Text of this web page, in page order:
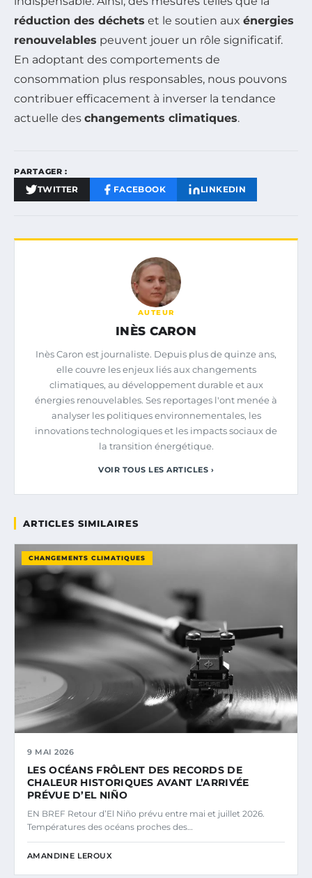
réduction des déchets et le soutien aux énergies
renouvelables peuvent jouer un rôle significatif.
En adoptant des comportements de
consommation plus responsables, nous pouvons
contribuer efficacement à inverser la tendance
actuelle des changements climatiques.
PARTAGER :
TWITTER FACEBOOK LINKEDIN
AUTEUR
INÈS CARON
Inès Caron est journaliste. Depuis plus de quinze ans,
elle couvre les enjeux liés aux changements
climatiques, au développement durable et aux
énergies renouvelables. Ses reportages l'ont menée à
analyser les politiques environnementales, les
innovations technologiques et les impacts sociaux de
la transition énergétique.
VOIR TOUS LES ARTICLES ›
ARTICLES SIMILAIRES
CHANGEMENTS CLIMATIQUES
9 MAI 2026
LES OCÉANS FRÔLENT DES RECORDS DE
CHALEUR HISTORIQUES AVANT L’ARRIVÉE
PRÉVUE D’EL NIÑO
EN BREF Retour d’El Niño prévu entre mai et juillet 2026.
Températures des océans proches des…
AMANDINE LEROUX